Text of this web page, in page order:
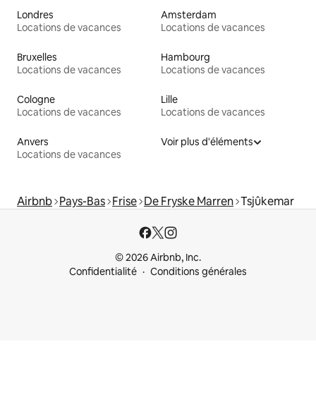
Londres
Locations de vacances
Amsterdam
Locations de vacances
Bruxelles
Locations de vacances
Hambourg
Locations de vacances
Cologne
Locations de vacances
Lille
Locations de vacances
Anvers
Locations de vacances
Voir plus d'éléments
Airbnb Pays-Bas Frise De Fryske Marren Tsjûkemar
© 2026 Airbnb, Inc.
Confidentialité
Conditions générales